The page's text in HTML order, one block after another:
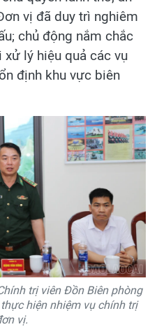
vị đã duy trì nghiêm
chủ động nắm chắc
lý hiệu quả các vụ
định khu vực biên
trị viên Đồn Biên phòng
hiện nhiệm vụ chính trị
vị.